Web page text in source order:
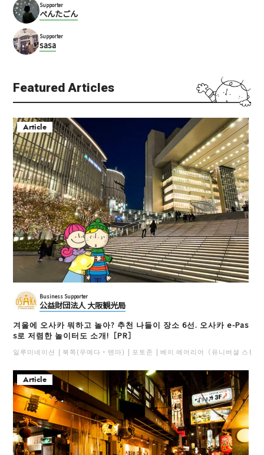
Supporter
ぺんたごん
Supporter
sasa
Featured Articles
Article
Business Supporter
公益財団法人 大阪観光局
겨울에 오사카 뭐하고 놀아? 추천 나들이 장소 6선. 오사카 e-Pas
s로 저렴한 놀이터도 소개!［PR］
일루미네이션 북쪽(우메다・텐마) 포토존 베이 에어리어（유니버셜 스튜
Article